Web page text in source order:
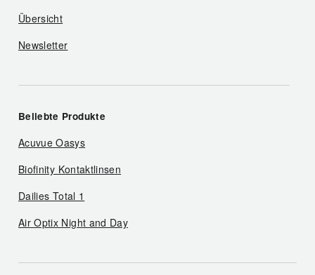
Übersicht
Newsletter
Beliebte Produkte
Acuvue Oasys
Biofinity Kontaktlinsen
Dailies Total 1
Air Optix Night and Day